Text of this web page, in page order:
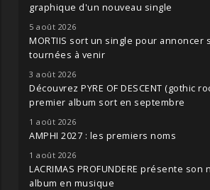
graphique d'un nouveau single
5 août 2026
MORTIIS sort un single pour annoncer
tournées à venir
3 août 2026
Découvrez PYRE OF DESCENT (gothic
premier album sort en septembre
1 août 2026
AMPHI 2027 : les premiers noms
1 août 2026
LACRIMAS PROFUNDERE présente son
album en musique